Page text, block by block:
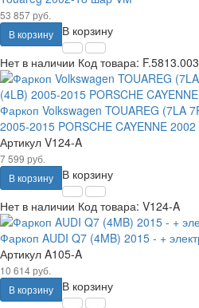
53 857 руб.
В корзину
В корзину
Нет в наличии Код товара: F.5813.003
Фаркоп Volkswagen TOUAREG (7LA
2005-2015 PORSCHE CAYENNE 2002
Артикул V124-A
7 599 руб.
В корзину
В корзину
Нет в наличии Код товара: V124-A
Фаркоп AUDI Q7 (4MB) 2015 - +
Артикул A105-A
10 614 руб.
В корзину
В корзину